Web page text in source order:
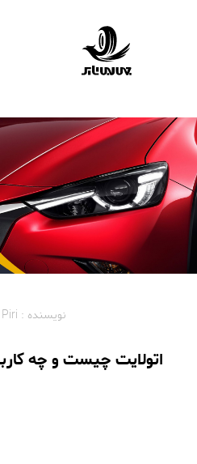
نویسنده : Melika Piri
اتولایت چیست و چه